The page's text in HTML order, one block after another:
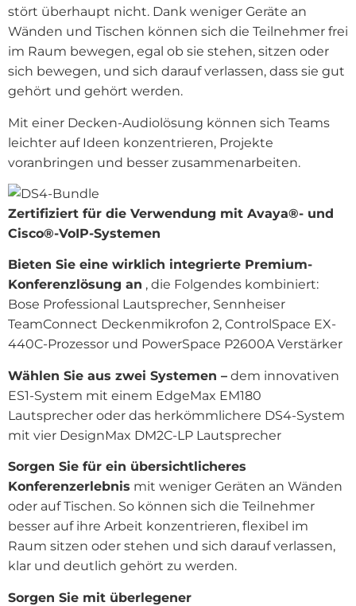
stört überhaupt nicht. Dank weniger Geräte an
Wänden und Tischen können sich die Teilnehmer frei
im Raum bewegen, egal ob sie stehen, sitzen oder
sich bewegen, und sich darauf verlassen, dass sie gut
gehört und gehört werden.
Mit einer Decken-Audiolösung können sich Teams
leichter auf Ideen konzentrieren, Projekte
voranbringen und besser zusammenarbeiten.
Zertifiziert für die Verwendung mit Avaya®- und
Cisco®-VoIP-Systemen
Bieten Sie eine wirklich integrierte Premium-
Konferenzlösung an , die Folgendes kombiniert:
Bose Professional Lautsprecher, Sennheiser
TeamConnect Deckenmikrofon 2, ControlSpace EX-
440C-Prozessor und PowerSpace P2600A Verstärker
Wählen Sie aus zwei Systemen – dem innovativen
ES1-System mit einem EdgeMax EM180
Lautsprecher oder das herkömmlichere DS4-System
mit vier DesignMax DM2C-LP Lautsprecher
Sorgen Sie für ein übersichtlicheres
Konferenzerlebnis mit weniger Geräten an Wänden
oder auf Tischen. So können sich die Teilnehmer
besser auf ihre Arbeit konzentrieren, flexibel im
Raum sitzen oder stehen und sich darauf verlassen,
klar und deutlich gehört zu werden.
Sorgen Sie mit überlegener